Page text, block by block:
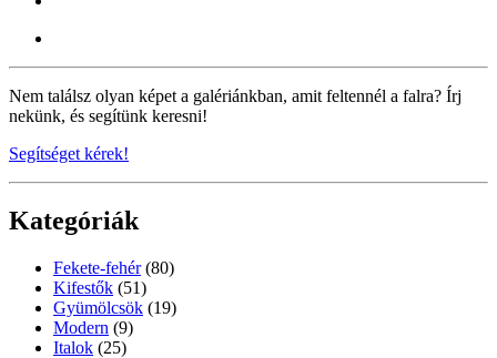
Nem találsz olyan képet a galériánkban, amit feltennél a falra? Írj
nekünk, és segítünk keresni!
Segítséget kérek!
Kategóriák
Fekete-fehér (80)
Kifestők (51)
Gyümölcsök (19)
Modern (9)
Italok (25)